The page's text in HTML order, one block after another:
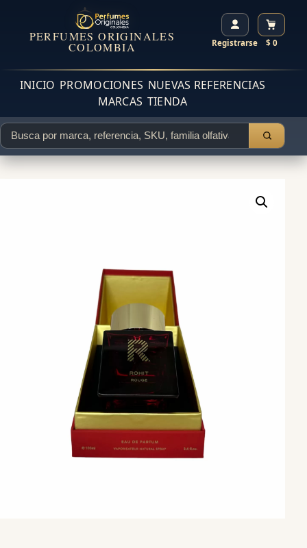
PERFUMES ORIGINALES
COLOMBIA Registrarse $ 0
INICIO PROMOCIONES NUEVAS REFERENCIAS
MARCAS TIENDA